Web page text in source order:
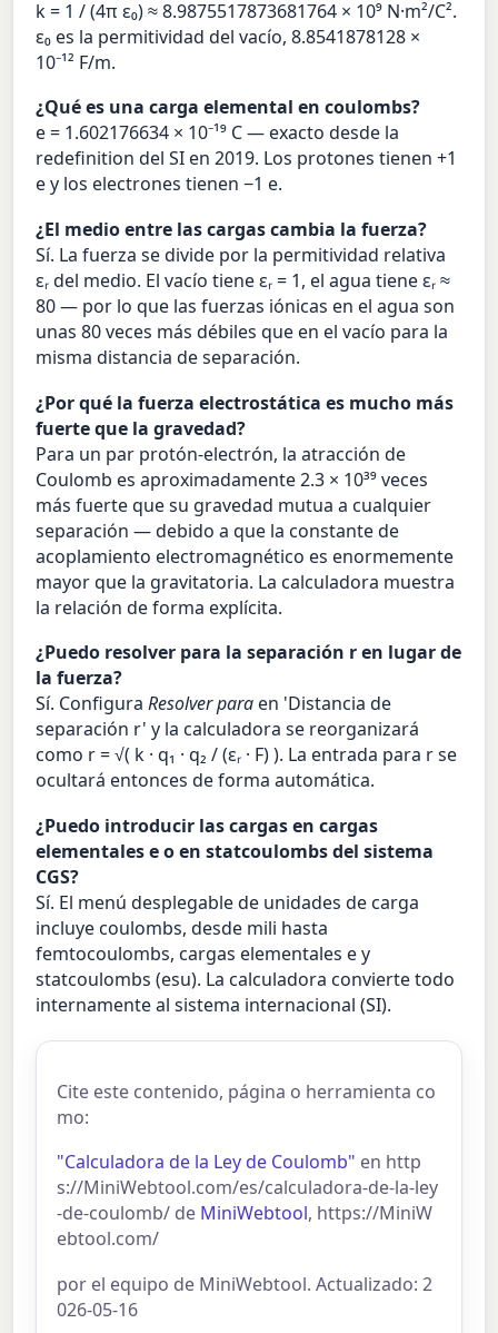
k = 1 / (4π ε₀) ≈ 8.9875517873681764 × 10⁹ N·m²/C².
ε₀ es la permitividad del vacío, 8.8541878128 ×
10⁻¹² F/m.
¿Qué es una carga elemental en coulombs?
e = 1.602176634 × 10⁻¹⁹ C — exacto desde la
redefinition del SI en 2019. Los protones tienen +1
e y los electrones tienen −1 e.
¿El medio entre las cargas cambia la fuerza?
Sí. La fuerza se divide por la permitividad relativa
εᵣ del medio. El vacío tiene εᵣ = 1, el agua tiene εᵣ ≈
80 — por lo que las fuerzas iónicas en el agua son
unas 80 veces más débiles que en el vacío para la
misma distancia de separación.
¿Por qué la fuerza electrostática es mucho más
fuerte que la gravedad?
Para un par protón-electrón, la atracción de
Coulomb es aproximadamente 2.3 × 10³⁹ veces
más fuerte que su gravedad mutua a cualquier
separación — debido a que la constante de
acoplamiento electromagnético es enormemente
mayor que la gravitatoria. La calculadora muestra
la relación de forma explícita.
¿Puedo resolver para la separación r en lugar de
la fuerza?
Sí. ConfiguraResolver para en 'Distancia de
separación r' y la calculadora se reorganizará
como r = √( k · q₁ · q₂ / (εᵣ · F) ). La entrada para r se
ocultará entonces de forma automática.
¿Puedo introducir las cargas en cargas
elementales e o en statcoulombs del sistema
CGS?
Sí. El menú desplegable de unidades de carga
incluye coulombs, desde mili hasta
femtocoulombs, cargas elementales e y
statcoulombs (esu). La calculadora convierte todo
internamente al sistema internacional (SI).
Cite este contenido, página o herramienta co
mo:
"Calculadora de la Ley de Coulomb" en http
s://MiniWebtool.com/es/calculadora-de-la-ley
-de-coulomb/ de MiniWebtool, https://MiniW
ebtool.com/
por el equipo de MiniWebtool. Actualizado: 2
026-05-16